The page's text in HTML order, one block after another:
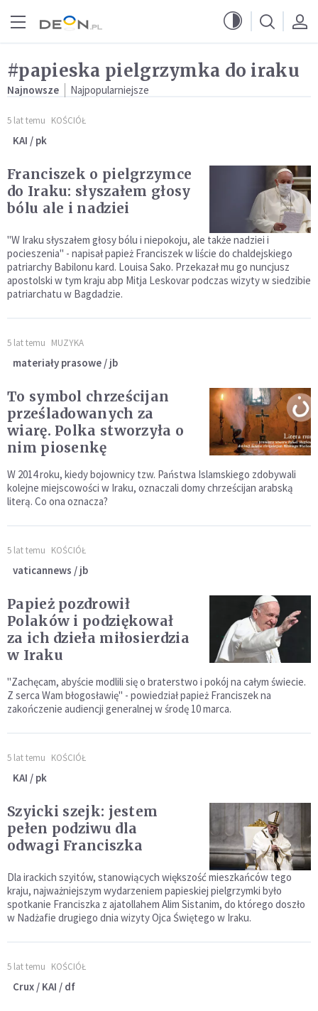
#papieska pielgrzymka do iraku
Najnowsze Najpopularniejsze
5 lat temu KOŚCIÓŁ
KAI / pk
Franciszek o pielgrzymce
do Iraku: słyszałem głosy
bólu ale i nadziei
"W Iraku słyszałem głosy bólu i niepokoju, ale także nadziei i
pocieszenia" - napisał papież Franciszek w liście do chaldejskiego
patriarchy Babilonu kard. Louisa Sako. Przekazał mu go nuncjusz
apostolski w tym kraju abp Mitja Leskovar podczas wizyty w siedzibie
patriarchatu w Bagdadzie.
5 lat temu MUZYKA
materiały prasowe / jb
To symbol chrześcijan
prześladowanych za
wiarę. Polka stworzyła o
nim piosenkę
W 2014 roku, kiedy bojownicy tzw. Państwa Islamskiego zdobywali
kolejne miejscowości w Iraku, oznaczali domy chrześcijan arabską
literą. Co ona oznacza?
5 lat temu KOŚCIÓŁ
vaticannews / jb
Papież pozdrowił
Polaków i podziękował
za ich dzieła miłosierdzia
w Iraku
"Zachęcam, abyście modlili się o braterstwo i pokój na całym świecie.
Z serca Wam błogosławię" - powiedział papież Franciszek na
zakończenie audiencji generalnej w środę 10 marca.
5 lat temu KOŚCIÓŁ
KAI / pk
Szyicki szejk: jestem
pełen podziwu dla
odwagi Franciszka
Dla irackich szyitów, stanowiących większość mieszkańców tego
kraju, najważniejszym wydarzeniem papieskiej pielgrzymki było
spotkanie Franciszka z ajatollahem Alim Sistanim, do którego doszło
w Nadżafie drugiego dnia wizyty Ojca Świętego w Iraku.
5 lat temu KOŚCIÓŁ
Crux / KAI / df